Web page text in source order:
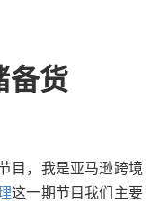
备货
目，我是亚马逊跨境
这一期节目我们主要